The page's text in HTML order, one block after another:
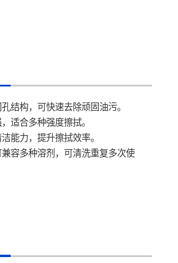
结构，可快速去除顽固油污。
适合多种强度擦拭。
能力，提升擦拭效率。
容多种溶剂，可清洗重复多次使